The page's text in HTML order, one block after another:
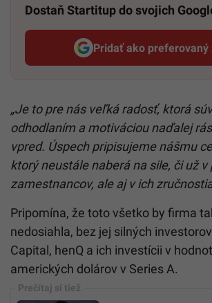
Dostaň Startitup do svojich
Pridať ako preferovaný
Startitup,
„Je to pre nás veľká radosť, ktorá
odhodlaním a motiváciou naďalej
vpred. Úspech pripisujeme nášmu
ktorý neustále naberá na sile, či už v
zamestnancov, ale aj v ich
Pripomína, že toto všetko by firma
nedosiahla, bez jej silných
Capital, henQ a ich investícii v
amerických dolárov v Series A.